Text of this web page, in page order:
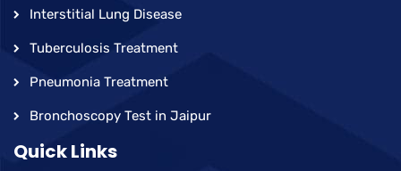
Interstitial Lung Disease
Tuberculosis Treatment
Pneumonia Treatment
Bronchoscopy Test in Jaipur
Quick Links